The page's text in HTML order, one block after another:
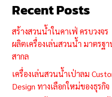
Recent Posts
สร้างสวนน้ำในคาเฟ่ ครบวงจร
ผลิตเครื่องเล่นสวนน้ำ มาตรฐา
สากล
เครื่องเล่นสวนน้ำเป่าลม
Design ทางเลือกใหม่ของธุรกิจ